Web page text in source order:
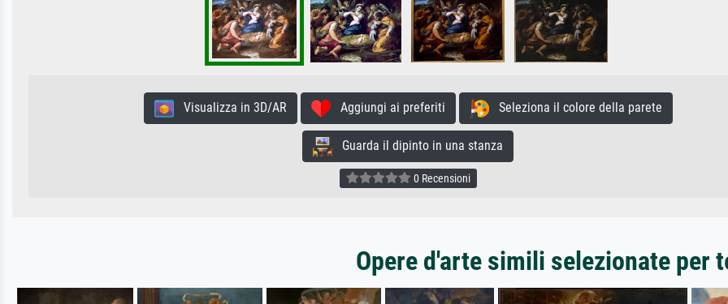
Visualizza in 3D/AR Aggiungi ai preferiti Seleziona il colore della parete
Guarda il dipinto in una stanza
0 Recensioni
Opere d'arte simili selezionate per